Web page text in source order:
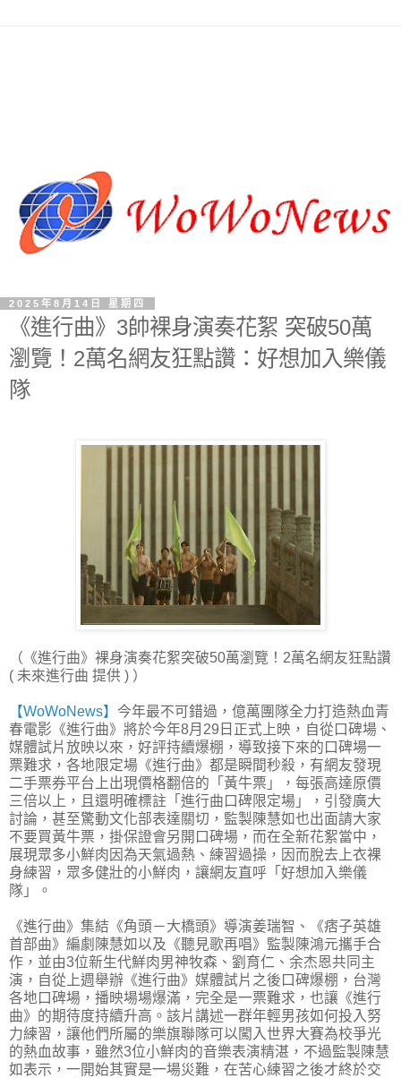
2025年8月14日 星期四
《進行曲》3帥裸身演奏花絮 突破50萬
瀏覽！2萬名網友狂點讚：好想加入樂儀
隊
（《進行曲》裸身演奏花絮突破50萬瀏覽！2萬名網友狂點讚
( 未來進行曲 提供 ) ）
【WoWoNews】 今年最不可錯過，億萬團隊全力打造熱血青
春電影《進行曲》將於今年8月29日正式上映，自從口碑場、
媒體試片放映以來，好評持續爆棚，導致接下來的口碑場一
票難求，各地限定場《進行曲》都是瞬間秒殺，有網友發現
二手票券平台上出現價格翻倍的「黃牛票」，每張高達原價
三倍以上，且還明確標註「進行曲口碑限定場」，引發廣大
討論，甚至驚動文化部表達關切，監製陳慧如也出面請大家
不要買黃牛票，掛保證會另開口碑場，而在全新花絮當中，
展現眾多小鮮肉因為天氣過熱、練習過操，因而脫去上衣裸
身練習，眾多健壯的小鮮肉，讓網友直呼「好想加入樂儀
隊」。
《進行曲》集結《角頭－大橋頭》導演姜瑞智、《痞子英雄
首部曲》編劇陳慧如以及《聽見歌再唱》監製陳鴻元攜手合
作，並由3位新生代鮮肉男神牧森、劉育仁、余杰恩共同主
演，自從上週舉辦《進行曲》媒體試片之後口碑爆棚，台灣
各地口碑場，播映場場爆滿，完全是一票難求，也讓《進行
曲》的期待度持續升高。該片講述一群年輕男孩如何投入努
力練習，讓他們所屬的樂旗聯隊可以闖入世界大賽為校爭光
的熱血故事，雖然3位小鮮肉的音樂表演精湛，不過監製陳慧
如表示，一開始其實是一場災難，在苦心練習之後才終於交